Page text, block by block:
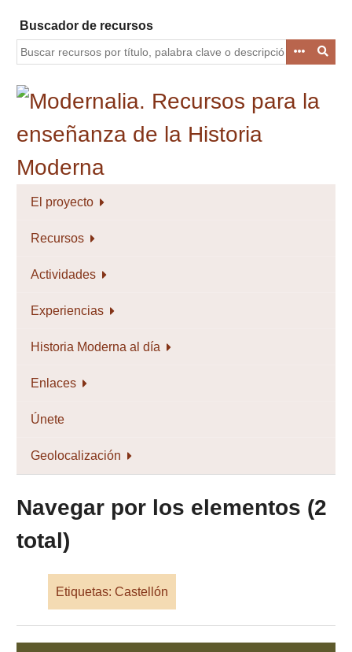
contenido
principal
Buscador de recursos
El proyecto
Recursos
Actividades
Experiencias
Historia Moderna al día
Enlaces
Únete
Geolocalización
Navegar por los elementos (2
total)
Etiquetas: Castellón